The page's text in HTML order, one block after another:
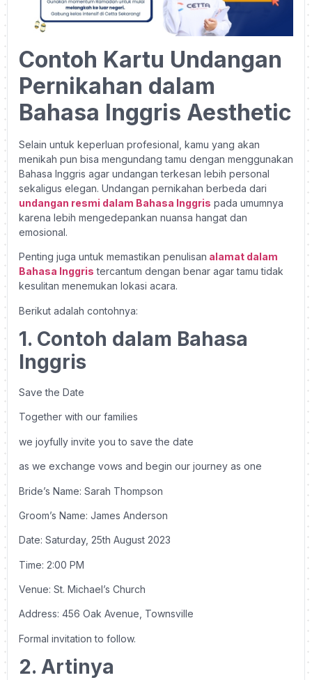
Contoh Kartu Undangan
Pernikahan dalam
Bahasa Inggris Aesthetic
Selain untuk keperluan profesional, kamu yang akan
menikah pun bisa mengundang tamu dengan menggunakan
Bahasa Inggris agar undangan terkesan lebih personal
sekaligus elegan. Undangan pernikahan berbeda dari
undangan resmi dalam Bahasa Inggris pada umumnya
karena lebih mengedepankan nuansa hangat dan
emosional.
Penting juga untuk memastikan penulisan alamat dalam
Bahasa Inggris tercantum dengan benar agar tamu tidak
kesulitan menemukan lokasi acara.
Berikut adalah contohnya:
1. Contoh dalam Bahasa
Inggris
Save the Date
Together with our families
we joyfully invite you to save the date
as we exchange vows and begin our journey as one
Bride’s Name: Sarah Thompson
Groom’s Name: James Anderson
Date: Saturday, 25th August 2023
Time: 2:00 PM
Venue: St. Michael’s Church
Address: 456 Oak Avenue, Townsville
Formal invitation to follow.
2. Artinya